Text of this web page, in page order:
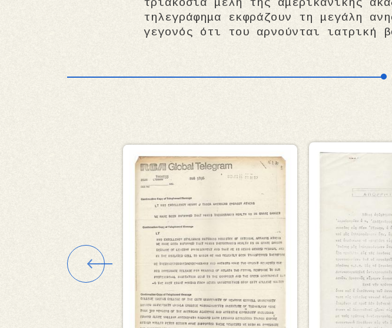
τριακόσια μέλη της αμερικανικής
τηλεγράφημα εκφράζουν τη μεγάλη
γεγονός ότι του αρνούνται ιατρική